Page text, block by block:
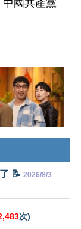
國共產黨
📝 2026/8/3
次)